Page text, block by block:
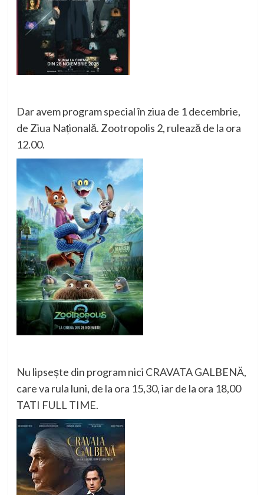
Dar avem program special în ziua de 1 decembrie,
de Ziua Națională. Zootropolis 2, rulează de la ora
12.00.
Nu lipsește din program nici CRAVATA GALBENĂ,
care va rula luni, de la ora 15,30, iar de la ora 18,00
TATI FULL TIME.